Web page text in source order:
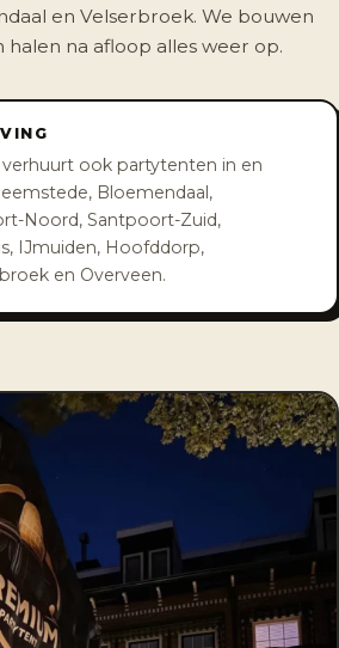
en Velserbroek. We bouwen
na afloop alles weer op.
ook partytenten in en
Bloemendaal,
Noord, Santpoort-Zuid,
IJmuiden, Hoofddorp,
en Overveen.